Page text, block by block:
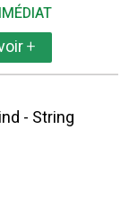
+
- String